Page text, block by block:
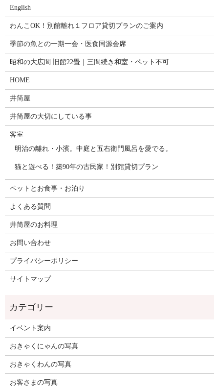
English
わんこOK！別館離れ１フロア貸切プランのご案内
季節の魚との一期一会・医食同源会席
昭和の大広間 旧館22畳｜三間続き和室・ペット不可
HOME
井筒屋
井筒屋の大切にしている事
客室
明治の離れ・小濱。中庭と五右衛門風呂を愛でる。
猫と遊べる！築90年の古民家！別館貸切プラン
ペットとお食事・お泊り
よくある質問
井筒屋のお料理
お問い合わせ
プライバシーポリシー
サイトマップ
イベント案内
おきゃくにゃんの写真
おきゃくわんの写真
お客さまの写真